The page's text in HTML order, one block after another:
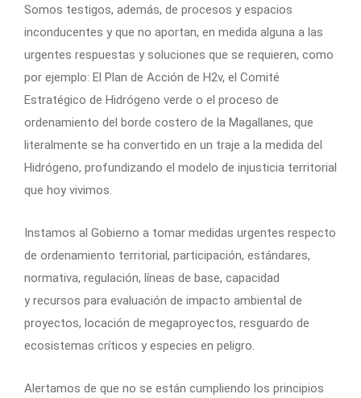
Somos testigos, además, de procesos y espacios
inconducentes y que no aportan, en medida alguna a las
urgentes respuestas y soluciones que se requieren, como
por ejemplo: El Plan de Acción de H2v, el Comité
Estratégico de Hidrógeno verde o el proceso de
ordenamiento del borde costero de la Magallanes, que
literalmente se ha convertido en un traje a la medida del
Hidrógeno, profundizando el modelo de injusticia territorial
que hoy vivimos.
Instamos al Gobierno a tomar medidas urgentes respecto
de ordenamiento territorial, participación, estándares,
normativa, regulación, líneas de base, capacidad
y recursos para evaluación de impacto ambiental de
proyectos, locación de megaproyectos, resguardo de
ecosistemas críticos y especies en peligro.
Alertamos de que no se están cumpliendo los principios